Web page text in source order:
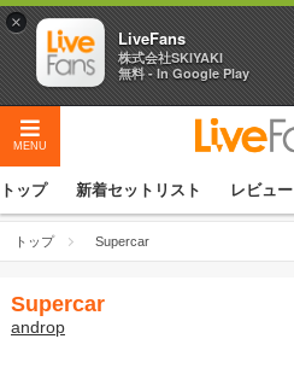
MENU
トップ 新着セットリスト レビュー
トップ Supercar
Supercar
androp
×
LiveFans
株式会社SKIYAKI
無料 - In Google Play